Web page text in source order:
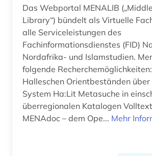
Das Webportal MENALIB
Library“) bündelt als Virtuelle
alle Serviceleistungen des
Fachinformationsdienstes (FID)
Nordafrika- und Islamstudien.
folgende Recherchemöglichkeiten: Suche in den
Halleschen Orientbeständen über das
System Ha:Lit Metasuche in
überregionalen Katalogen
MENAdoc – dem Ope... Mehr